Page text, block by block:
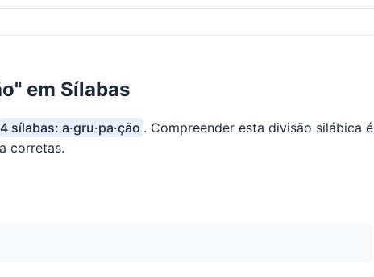
em Sílabas
4 sílabas: a·gru·pa·ção . Compreender esta divisão silábica é
corretas.